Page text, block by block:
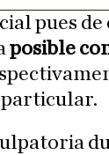
pues
posible
particular.